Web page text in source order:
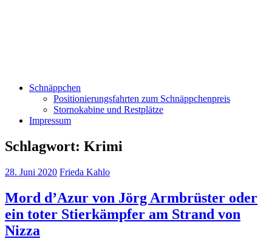
Schnäppchen
Positionierungsfahrten zum Schnäppchenpreis
Stornokabine und Restplätze
Impressum
Schlagwort: Krimi
28. Juni 2020 Frieda Kahlo
Mord d’Azur von Jörg Armbrüster oder
ein toter Stierkämpfer am Strand von
Nizza